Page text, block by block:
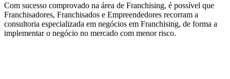
Com sucesso comprovado na área de Franchising, é possível que
Franchisadores, Franchisados e Empreendedores recorram a
consultoria especializada em negócios em Franchising, de forma a
implementar o negócio no mercado com menor risco.